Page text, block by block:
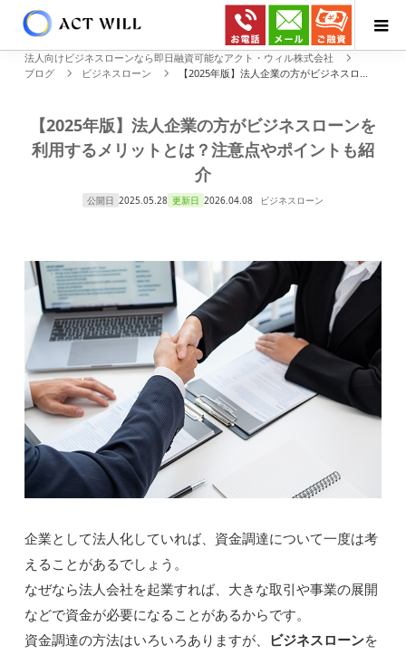
法人向けビジネスローンなら即日融資可能なアクト・ウィル株式会社
ブログ
ビジネスローン 【2025年版】法人企業の方がビジネスロ...
【2025年版】法人企業の方がビジネスローンを
利用するメリットとは？注意点やポイントも紹
介
公開日 2025.05.28 更新日 2026.04.08 ビジネスローン
企業として法人化していれば、資金調達について一度は考
えることがあるでしょう。
なぜなら法人会社を起業すれば、大きな取引や事業の展開
などで資金が必要になることがあるからです。
資金調達の方法はいろいろありますが、 ビジネスローンを